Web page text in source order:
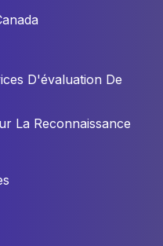
D'évaluation De
La Reconnaissance